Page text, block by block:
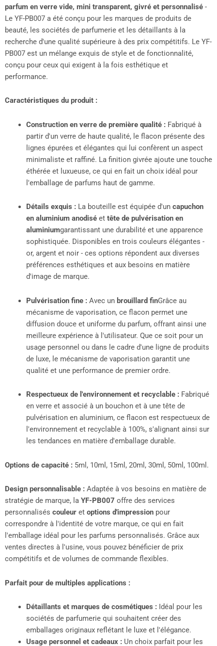
parfum en verre vide, mini transparent, givré et personnalisé -
Le YF-PB007 a été conçu pour les marques de produits de
beauté, les sociétés de parfumerie et les détaillants à la
recherche d'une qualité supérieure à des prix compétitifs. Le YF-
PB007 est un mélange exquis de style et de fonctionnalité,
conçu pour ceux qui exigent à la fois esthétique et
performance.
Caractéristiques du produit :
Construction en verre de première qualité :Fabriqué à
partir d'un verre de haute qualité, le flacon présente des
lignes épurées et élégantes qui lui confèrent un aspect
minimaliste et raffiné. La finition givrée ajoute une touche
éthérée et luxueuse, ce qui en fait un choix idéal pour
l'emballage de parfums haut de gamme.
Détails exquis :La bouteille est équipée d'un capuchon
en aluminium anodiséet tête de pulvérisation en
aluminiumgarantissant une durabilité et une apparence
sophistiquée. Disponibles en trois couleurs élégantes -
or, argent et noir - ces options répondent aux diverses
préférences esthétiques et aux besoins en matière
d'image de marque.
Pulvérisation fine :Avec un brouillard finGrâce au
mécanisme de vaporisation, ce flacon permet une
diffusion douce et uniforme du parfum, offrant ainsi une
meilleure expérience à l'utilisateur. Que ce soit pour un
usage personnel ou dans le cadre d'une ligne de produits
de luxe, le mécanisme de vaporisation garantit une
qualité et une performance de premier ordre.
Respectueux de l'environnement et recyclable :Fabriqué
en verre et associé à un bouchon et à une tête de
pulvérisation en aluminium, ce flacon est respectueux de
l'environnement et recyclable à 100%, s'alignant ainsi sur
les tendances en matière d'emballage durable.
Options de capacité : 5ml, 10ml, 15ml, 20ml, 30ml, 50ml, 100ml.
Design personnalisable : Adaptée à vos besoins en matière de
stratégie de marque, la YF-PB007 offre des services
personnalisés couleur et options d'impression pour
correspondre à l'identité de votre marque, ce qui en fait
l'emballage idéal pour les parfums personnalisés. Grâce aux
ventes directes à l'usine, vous pouvez bénéficier de prix
compétitifs et de volumes de commande flexibles.
Parfait pour de multiples applications :
Détaillants et marques de cosmétiques :Idéal pour les
sociétés de parfumerie qui souhaitent créer des
emballages originaux reflétant le luxe et l'élégance.
Usage personnel et cadeaux :Un choix parfait pour les